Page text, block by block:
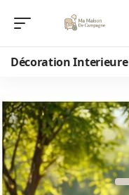
Décoration Interieure